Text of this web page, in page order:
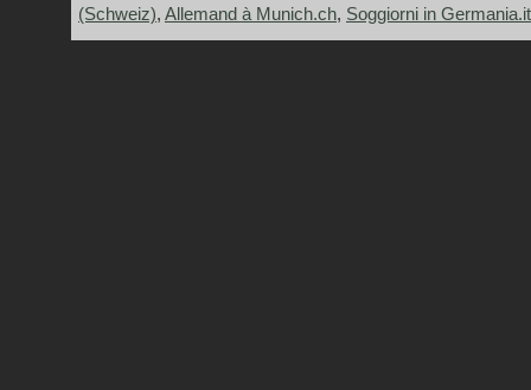
(Schweiz), Allemand à Munich.ch, Soggiorni in Germania.it